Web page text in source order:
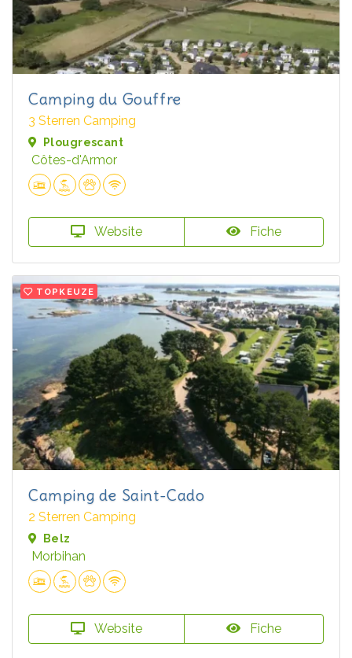
Camping du Gouffre
3 Sterren Camping
Plougrescant
Côtes-d'Armor
Website Fiche
TOPKEUZE
Camping de Saint-Cado
2 Sterren Camping
Belz
Morbihan
Website Fiche